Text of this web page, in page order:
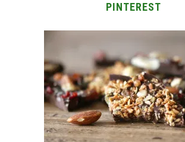
PINTEREST